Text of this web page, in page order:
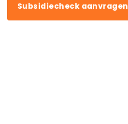
Subsidiecheck aanvragen